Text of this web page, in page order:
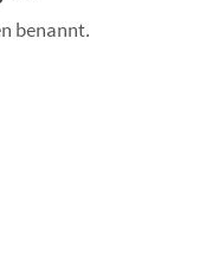
benannt.